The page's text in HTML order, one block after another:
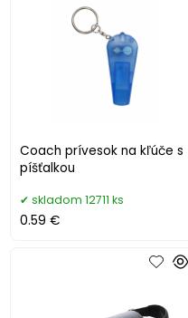
Coach prívesok na kľúče s
píšťalkou
skladom 12711 ks
0.59 €